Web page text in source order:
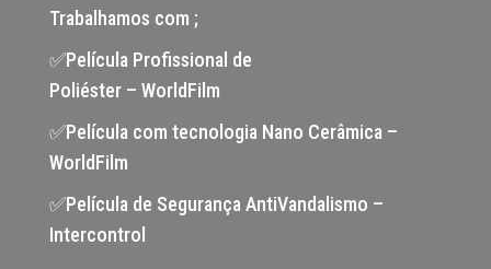
Trabalhamos com ;
✅Película Profissional de
Poliéster – WorldFilm
✅Película com tecnologia Nano Cerâmica –
WorldFilm
✅Película de Segurança AntiVandalismo –
Intercontrol